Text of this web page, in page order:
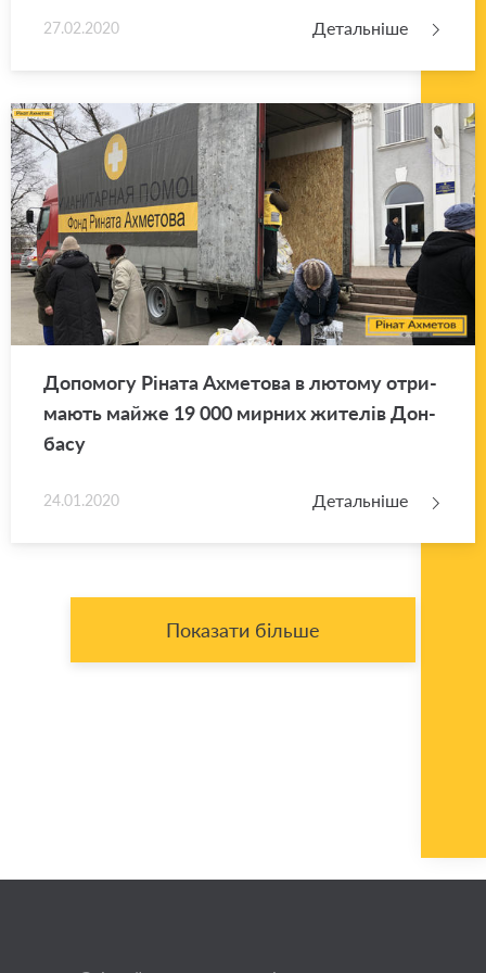
27.02.2020 Детальніше
До­по­мо­гу Рі­на­та Ахме­то­ва в лю­то­му отри­
ма­ють майже 19 000 мир­них жи­те­лів Дон­
ба­су
24.01.2020 Детальніше
Показати більше